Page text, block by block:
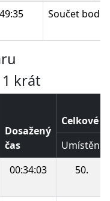
Součet bodů:
krát
Dosažený
čas
Celkové
Umístění
00:34:03 50.